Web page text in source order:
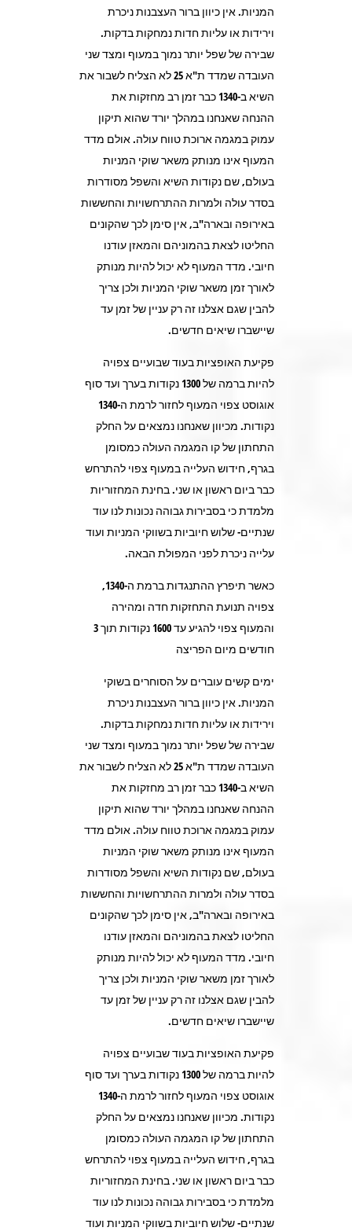
המניות. אין כיוון ברור העצבנות ניכרת
וירידות או עליות חדות נמחקות בדקות.
שבירה של שפל יותר נמוך במעוף ומצד שני
העובדה שמדד ת"א 25 לא הצליח לשבור את
השיא ב-1340 כבר זמן רב מחזקות את
ההנחה שאנחנו במהלך יורד שהוא תיקון
עמוק במגמה ארוכת טווח עולה. אולם מדד
המעוף אינו מנותק משאר שוקי המניות
בעולם, שם נקודות השיא והשפל מסודרות
בסדר עולה ולמרות ההתרחשויות והחששות
באירופה ובארה"ב, אין סימן לכך שהקונים
החליטו לצאת בהמוניהם והמאזן עודנו
חיובי. מדד המעוף לא יכול להיות מנותק
לאורך זמן משאר שוקי המניות ולכן צריך
להבין שגם אצלנו זה רק עניין של זמן עד
שיישברו שיאים חדשים.
פקיעת האופציות בעוד שבועיים צפויה
להיות ברמה של 1300 נקודות בערך ועד סוף
אוגוסט צפוי המעוף לחזור לרמת ה-1340
נקודות. מכיוון שאנחנו נמצאים על החלק
התחתון של קו המגמה העולה כמסומן
בגרף, חידוש העלייה במעוף צפוי להתרחש
כבר ביום ראשון או שני. בחינת המחזוריות
מלמדת כי בסבירות גבוהה נכונות לנו עוד
שנתיים- שלוש חיוביות בשווקי המניות ועוד
עלייה ניכרת לפני המפולת הבאה.
כאשר תיפרץ ההתנגדות ברמת ה-1340,
צפויה תנועת התחזקות חדה ומהירה
והמעוף צפוי להגיע עד 1600 נקודות תוך 3
חודשים מיום הפריצה
ימים קשים עוברים על הסוחרים בשוקי
המניות. אין כיוון ברור העצבנות ניכרת
וירידות או עליות חדות נמחקות בדקות.
שבירה של שפל יותר נמוך במעוף ומצד שני
העובדה שמדד ת"א 25 לא הצליח לשבור את
השיא ב-1340 כבר זמן רב מחזקות את
ההנחה שאנחנו במהלך יורד שהוא תיקון
עמוק במגמה ארוכת טווח עולה. אולם מדד
המעוף אינו מנותק משאר שוקי המניות
בעולם, שם נקודות השיא והשפל מסודרות
בסדר עולה ולמרות ההתרחשויות והחששות
באירופה ובארה"ב, אין סימן לכך שהקונים
החליטו לצאת בהמוניהם והמאזן עודנו
חיובי. מדד המעוף לא יכול להיות מנותק
לאורך זמן משאר שוקי המניות ולכן צריך
להבין שגם אצלנו זה רק עניין של זמן עד
שיישברו שיאים חדשים.
פקיעת האופציות בעוד שבועיים צפויה
להיות ברמה של 1300 נקודות בערך ועד סוף
אוגוסט צפוי המעוף לחזור לרמת ה-1340
נקודות. מכיוון שאנחנו נמצאים על החלק
התחתון של קו המגמה העולה כמסומן
בגרף, חידוש העלייה במעוף צפוי להתרחש
כבר ביום ראשון או שני. בחינת המחזוריות
מלמדת כי בסבירות גבוהה נכונות לנו עוד
שנתיים- שלוש חיוביות בשווקי המניות ועוד